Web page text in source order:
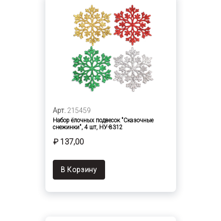
Арт. 215459
Набор ёлочных подвесок "Сказочные
снежинки", 4 шт, НУ-8312
₽ 137,00
В Корзину